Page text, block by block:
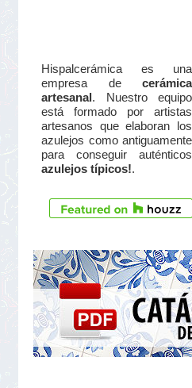
Hispalcerámica es una
empresa de cerámica
artesanal . Nuestro equipo
está formado por artistas
artesanos que elaboran los
azulejos como antiguamente
para conseguir auténticos
azulejos típicos!.